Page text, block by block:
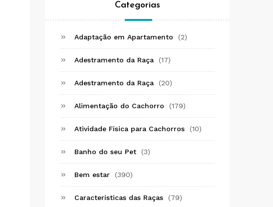
Categorias
Adaptação em Apartamento (2)
Adestramento da Raça (17)
Adestramento da Raça (20)
Alimentação do Cachorro (179)
Atividade Física para Cachorros (10)
Banho do seu Pet (3)
Bem estar (390)
Características das Raças (79)